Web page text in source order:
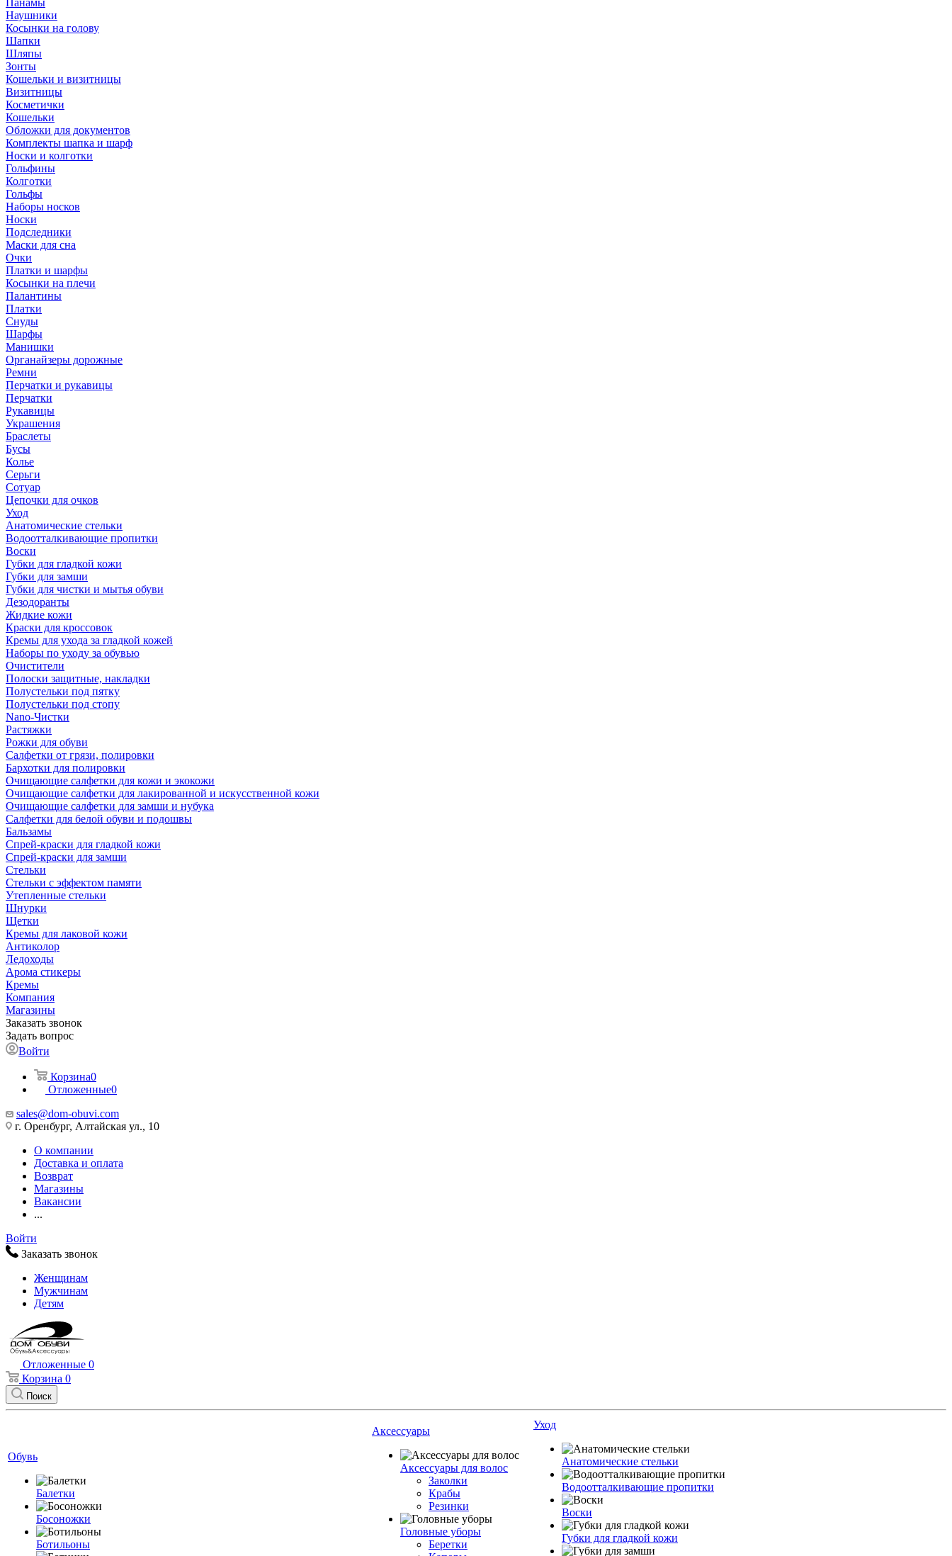
Панамы
Наушники
Косынки на голову
Шапки
Шляпы
Зонты
Кошельки и визитницы
Визитницы
Косметички
Кошельки
Обложки для документов
Комплекты шапка и шарф
Носки и колготки
Гольфины
Колготки
Гольфы
Наборы носков
Носки
Подследники
Маски для сна
Очки
Платки и шарфы
Косынки на плечи
Палантины
Платки
Снуды
Шарфы
Манишки
Органайзеры дорожные
Ремни
Перчатки и рукавицы
Перчатки
Рукавицы
Украшения
Браслеты
Бусы
Колье
Серьги
Сотуар
Цепочки для очков
Уход
Анатомические стельки
Водоотталкивающие пропитки
Воски
Губки для гладкой кожи
Губки для замши
Губки для чистки и мытья обуви
Дезодоранты
Жидкие кожи
Краски для кроссовок
Кремы для ухода за гладкой кожей
Наборы по уходу за обувью
Очистители
Полоски защитные, накладки
Полустельки под пятку
Полустельки под стопу
Nano-Чистки
Растяжки
Рожки для обуви
Салфетки от грязи, полировки
Бархотки для полировки
Очищающие салфетки для кожи и экокожи
Очищающие салфетки для лакированной и искусственной кожи
Очищающие салфетки для замши и нубука
Салфетки для белой обуви и подошвы
Бальзамы
Спрей-краски для гладкой кожи
Спрей-краски для замши
Стельки
Стельки с эффектом памяти
Утепленные стельки
Шнурки
Щетки
Кремы для лаковой кожи
Антиколор
Ледоходы
Арома стикеры
Кремы
Компания
Магазины
Заказать звонок
Задать вопрос
Войти
Корзина0
Отложенные0
sales@dom-obuvi.com
г. Оренбург, Алтайская ул., 10
О компании
Доставка и оплата
Возврат
Магазины
Вакансии
...
Войти
Заказать звонок
Женщинам
Мужчинам
Детям
Отложенные 0
Корзина 0
Поиск
Обувь
Балетки
Босоножки
Ботильоны
Аксессуары
Аксессуары для волос
Заколки
Крабы
Резинки
Головные уборы
Беретки
Уход
Анатомические стельки
Водоотталкивающие пропитки
Воски
Губки для гладкой кожи